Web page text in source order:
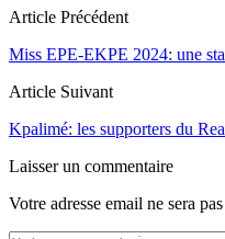
Article Précédent
Miss EPE-EKPE 2024: une
Article Suivant
Kpalimé: les supporters du
Laisser un commentaire
Votre adresse email ne sera